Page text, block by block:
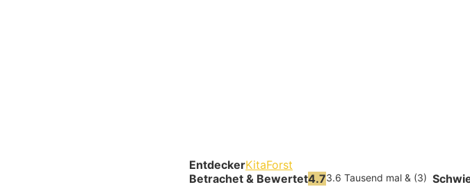
EntdeckerKitaForst
Betrachet & Bewertet4.73.6 Tausend mal & (3)